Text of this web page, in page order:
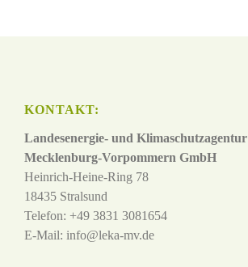
KONTAKT:
Landesenergie- und Klimaschutzagentur
Mecklenburg-Vorpommern GmbH
Heinrich-Heine-Ring 78
18435 Stralsund
Telefon: +49 3831 3081654
E-Mail: info@leka-mv.de